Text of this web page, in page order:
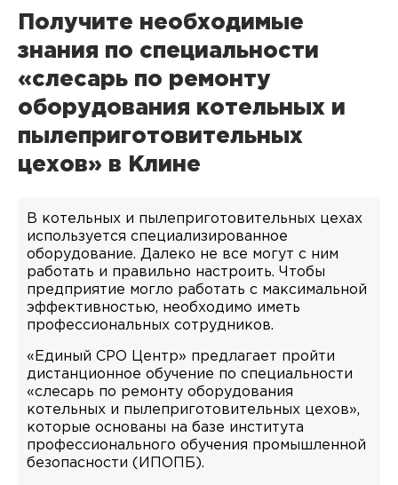
Получите необходимые
знания по специальности
«слесарь по ремонту
оборудования котельных и
пылеприготовительных
цехов» в Клине
В котельных и пылеприготовительных цехах
используется специализированное
оборудование. Далеко не все могут с ним
работать и правильно настроить. Чтобы
предприятие могло работать с максимальной
эффективностью, необходимо иметь
профессиональных сотрудников.
«Единый СРО Центр» предлагает пройти
дистанционное обучение по специальности
«слесарь по ремонту оборудования
котельных и пылеприготовительных цехов»,
которые основаны на базе института
профессионального обучения промышленной
безопасности (ИПОПБ).